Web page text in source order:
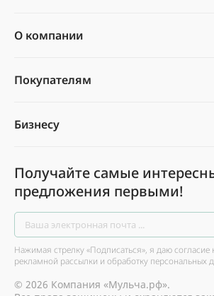
О компании
Покупателям
Бизнесу
Получайте самые
предложения первыми!
Нажимая стрелку «Подписаться», я даю согласие
рекламной рассылки и обработку персональных
© 2026 Компания «Мульча.рф».